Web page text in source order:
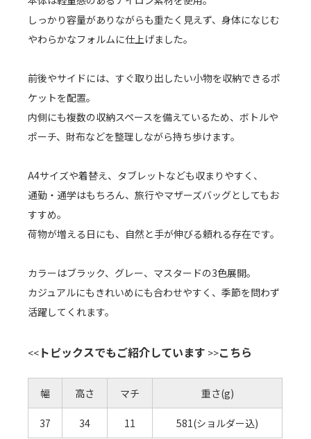
しっかり容量がありながらも重たく見えず、身体になじむ
やわらかなフォルムに仕上げました。
前後やサイドには、すぐ取り出したい小物を収納できるポ
ケットを配置。
内側にも複数の収納スペースを備えているため、ボトルや
ポーチ、財布などを整理しながら持ち歩けます。
A4サイズや着替え、タブレットなども収まりやすく、
通勤・通学はもちろん、旅行やマザーズバッグとしてもお
すすめ。
荷物が増える日にも、自然と手が伸びる頼れる存在です。
カラーはブラック、グレー、マスタードの3色展開。
カジュアルにもきれいめにも合わせやすく、季節を問わず
活躍してくれます。
<< トピックスでもご紹介しています >>こちら
幅 高さ マチ 重さ(g)
37 34 11 581(ショルダー込)